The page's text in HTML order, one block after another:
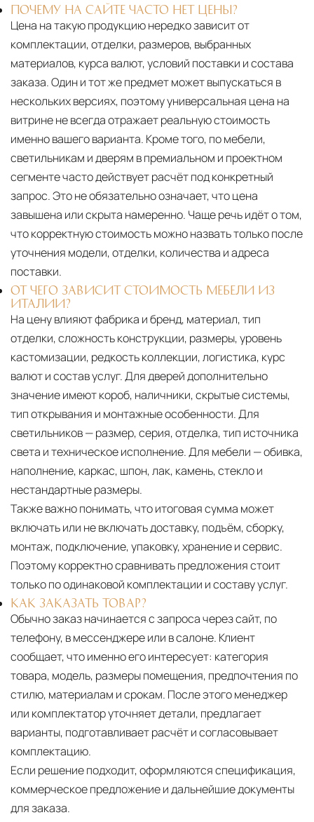
ПОЧЕМУ НА САЙТЕ ЧАСТО НЕТ ЦЕНЫ?
Цена на такую продукцию нередко зависит от
комплектации, отделки, размеров, выбранных
материалов, курса валют, условий поставки и состава
заказа. Один и тот же предмет может выпускаться в
нескольких версиях, поэтому универсальная цена на
витрине не всегда отражает реальную стоимость
именно вашего варианта. Кроме того, по мебели,
светильникам и дверям в премиальном и проектном
сегменте часто действует расчёт под конкретный
запрос. Это не обязательно означает, что цена
завышена или скрыта намеренно. Чаще речь идёт о том,
что корректную стоимость можно назвать только после
уточнения модели, отделки, количества и адреса
поставки.
ОТ ЧЕГО ЗАВИСИТ СТОИМОСТЬ МЕБЕЛИ ИЗ
ИТАЛИИ?
На цену влияют фабрика и бренд, материал, тип
отделки, сложность конструкции, размеры, уровень
кастомизации, редкость коллекции, логистика, курс
валют и состав услуг. Для дверей дополнительно
значение имеют короб, наличники, скрытые системы,
тип открывания и монтажные особенности. Для
светильников — размер, серия, отделка, тип источника
света и техническое исполнение. Для мебели — обивка,
наполнение, каркас, шпон, лак, камень, стекло и
нестандартные размеры.
Также важно понимать, что итоговая сумма может
включать или не включать доставку, подъём, сборку,
монтаж, подключение, упаковку, хранение и сервис.
Поэтому корректно сравнивать предложения стоит
только по одинаковой комплектации и составу услуг.
КАК ЗАКАЗАТЬ ТОВАР?
Обычно заказ начинается с запроса через сайт, по
телефону, в мессенджере или в салоне. Клиент
сообщает, что именно его интересует: категория
товара, модель, размеры помещения, предпочтения по
стилю, материалам и срокам. После этого менеджер
или комплектатор уточняет детали, предлагает
варианты, подготавливает расчёт и согласовывает
комплектацию.
Если решение подходит, оформляются спецификация,
коммерческое предложение и дальнейшие документы
для заказа.